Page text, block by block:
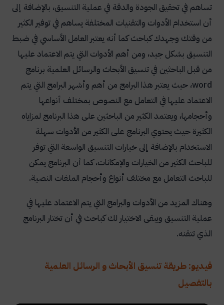
تساهم في تحقيق الجودة والدقة في عملية التنسيق، بالإضافة إلى
أن استخدام الأدوات والتقنيات المختلفة يساهم في توفير الكثير
من وقتك وجهدك كباحث كما أنه يعتبر العامل الأساسي في ضبط
التنسيق بشكل جيد، ومن أهم الأدوات التي يتم الاعتماد عليها
من قبل الباحثين في تنسيق الأبحاث والرسائل العلمية برنامج
word، حيث يعتبر هذا البرامج من أهم وأشهر البرامج التي يتم
الاعتماد عليها في التعامل مع النصوص بمختلف أنواعها
وأحجامها، ويعتمد الكثير من الباحثين على هذا البرنامج لمزاياه
الكثيرة حيث يحتوي البرنامج على الكثير من الأدوات سهلة
الاستخدام بالإضافة إلى خيارات التنسيق الواسعة التي توفر
للباحث الكثير من الخيارات والإمكانات، كما أن البرنامج يمكن
للباحث التعامل مع مختلف أنواع وأحجام الملفات النصية.
وهناك المزيد من الأدوات والبرامج التي يتم الاعتماد عليها في
عملية التنسيق ويبقى الاختيار لك كباحث في أن تختار البرنامج
الذي تتقنه.
فيديو: طريقة تنسيق الأبحاث و الرسائل العلمية
بالتفصيل